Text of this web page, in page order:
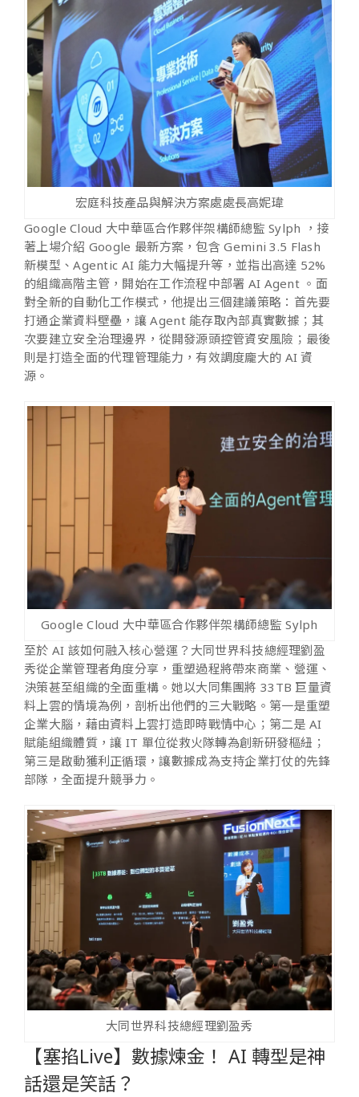
宏庭科技產品與解決方案處處長高妮瑋
Google Cloud 大中華區合作夥伴架構師總監 Sylph ，接
著上場介紹 Google 最新方案，包含 Gemini 3.5 Flash
新模型、Agentic AI 能力大幅提升等，並指出高達 52%
的組織高階主管，開始在工作流程中部署 AI Agent 。面
對全新的自動化工作模式，他提出三個建議策略：首先要
打通企業資料壁壘，讓 Agent 能存取內部真實數據；其
次要建立安全治理邊界，從開發源頭控管資安風險；最後
則是打造全面的代理管理能力，有效調度龐大的 AI 資
源。
Google Cloud 大中華區合作夥伴架構師總監 Sylph
至於 AI 該如何融入核心營運？大同世界科技總經理劉盈
秀從企業管理者角度分享，重塑過程將帶來商業、營運、
決策甚至組織的全面重構。她以大同集團將 33TB 巨量資
料上雲的情境為例，剖析出他們的三大戰略。第一是重塑
企業大腦，藉由資料上雲打造即時戰情中心；第二是 AI
賦能組織體質，讓 IT 單位從救火隊轉為創新研發樞紐；
第三是啟動獲利正循環，讓數據成為支持企業打仗的先鋒
部隊，全面提升競爭力。
大同世界科技總經理劉盈秀
【塞掐Live】數據煉金！ AI 轉型是神
話還是笑話？